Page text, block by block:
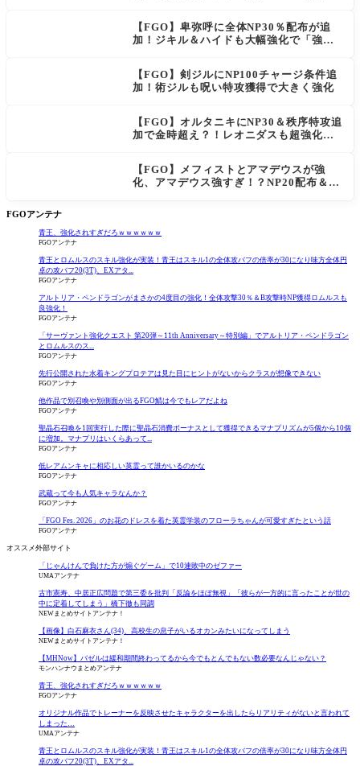
【FGO】卑弥呼に全体NP30％配布が追
加！ジキル＆ハイドも大幅強化で「強す
【FGO】剣ジルにNP100チャージ条件追
加！術ジルも呪い特攻獲得で大きく強化
【FGO】オルタニキにNP30＆秩序特攻追
加で金時超え？！レオニダスも超強化で
【FGO】メフィストとアマデウスが強
化、アマデウス強すぎ！？NP20配布＆Ar
FGOアンテナ
青王、強化されすぎだろｗｗｗｗｗｗ
FGOアンテナ
青王とロムルスのスキル強化が実装！青王はスキル1の全体攻バフの倍率が30になり味方全体円
卓の攻バフ20(3T)、EXアタ...
FGOアンテナ
アルトリア・ペンドラゴンがまさかの4度目の強化！全体攻撃30％＆B攻撃時NP獲得ロムルスも
良強化！
FGOアンテナ
「サーヴァント強化クエスト 第20弾～11th Anniversary～特別編」でアルトリア・ペンドラゴン
とロムルスのス...
FGOアンテナ
先行公開された水着キングプロテアは見た目にヒントがないからクラスが想像できない
FGOアンテナ
他作品で別召喚や別側面が出るFGO鯖は今でもレアだよね
FGOアンテナ
聖晶石召喚を1回実行した際に聖晶石消費ボーナスとして獲得できるマナプリズムが5個から10個
に増加。マナプリはいくらあって...
FGOアンテナ
低レアムンキャに相応しい英霊って誰かいるのかな
FGOアンテナ
武蔵って今も人気キャラなんか？
FGOアンテナ
「FGO Fes. 2026」のお花のドレスを着た英霊学装のフローラちゃんが可愛すぎたという話
FGOアンテナ
オススメ外部サイト
「じゃんけんで負けた方が煽ぐゲーム」で10連敗中のゼファー
UMAアンテナ
古市憲寿、中居正広問題で第三委を批判「反論をほぼ無視」「彼らが一方的に言ったことが世の
中に定着してしまう」橋下徹も同調
NEWまとめサイトアンテナ！
【画像】白石麻衣さん(34)、高校生の息子がいるオカンみたいになってしまう
NEWまとめサイトアンテナ！
【MHNow】バゼルは緩和期間終わってるから今でもとんでもない数必要なんじゃない？
モンハンナウまとめアンテナ
青王、強化されすぎだろｗｗｗｗｗｗ
FGOアンテナ
オリジナル作品でトレーナーを反映させたキャラクターを出したらリアリティがないと言われて
しまった…
UMAアンテナ
青王とロムルスのスキル強化が実装！青王はスキル1の全体攻バフの倍率が30になり味方全体円
卓の攻バフ20(3T)、EXアタ...